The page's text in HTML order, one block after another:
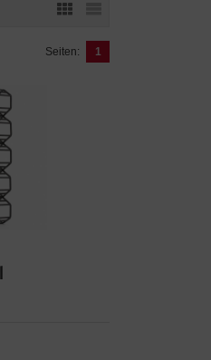
Seiten: 1